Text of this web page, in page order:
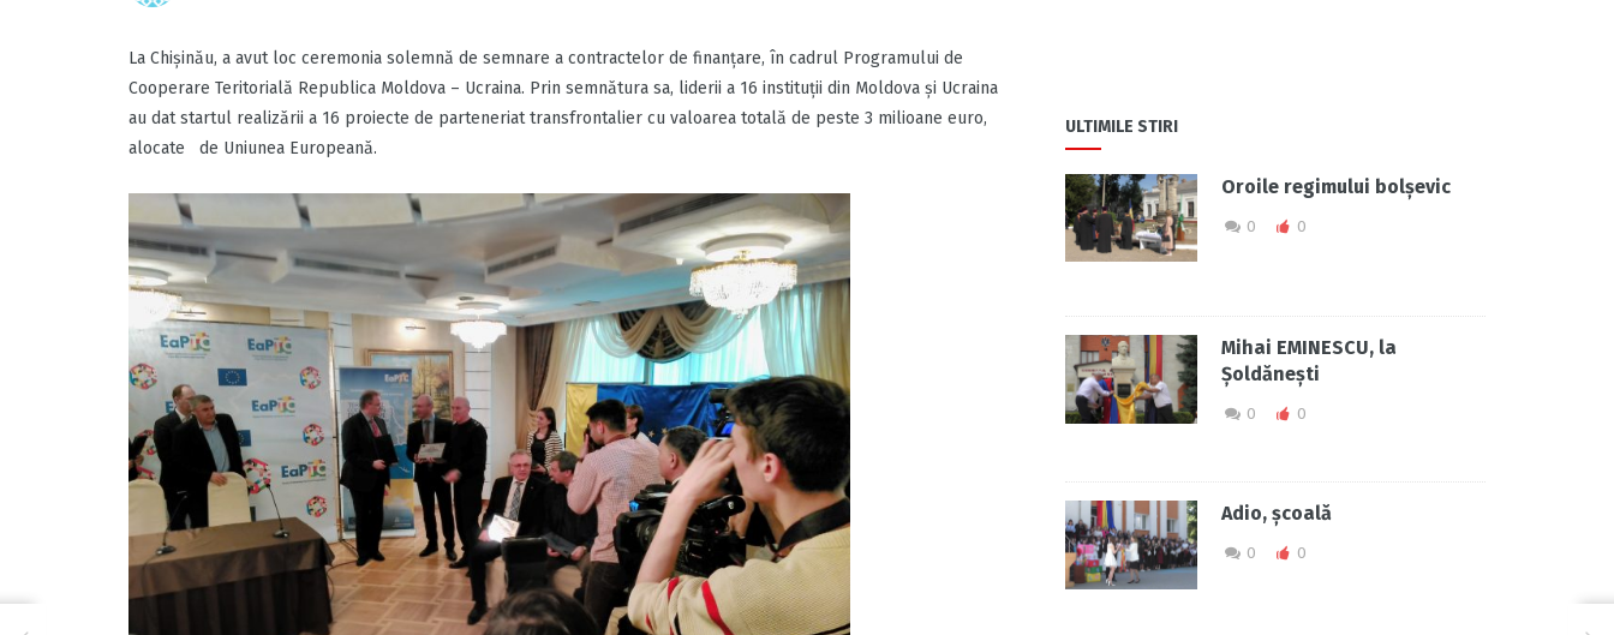
La Chișinău, a avut loc ceremonia solemnă de semnare a contractelor de finanțare, în cadrul Programului de
Cooperare Teritorială Republica Moldova – Ucraina. Prin semnătura sa, liderii a 16 instituții din Moldova și Ucraina
au dat startul realizării a 16 proiecte de parteneriat transfrontalier cu valoarea totală de peste 3 milioane euro,
alocate de Uniunea Europeană.
ULTIMILE STIRI
Oroile regimului bolșevic
0 0
Mihai EMINESCU, la
Șoldănești
0 0
Adio, școală
0 0